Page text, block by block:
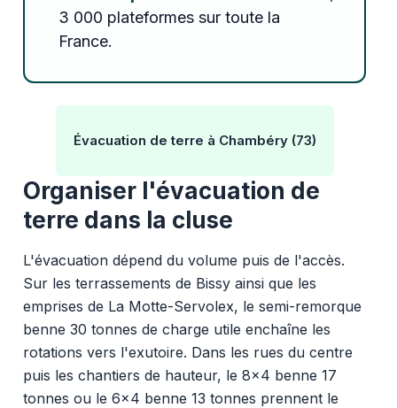
3 000 plateformes sur toute la
France.
Évacuation de terre à Chambéry (73)
Organiser l'évacuation de
terre dans la cluse
L'évacuation dépend du volume puis de l'accès.
Sur les terrassements de Bissy ainsi que les
emprises de La Motte-Servolex, le semi-remorque
benne 30 tonnes de charge utile enchaîne les
rotations vers l'exutoire. Dans les rues du centre
puis les chantiers de hauteur, le 8x4 benne 17
tonnes ou le 6x4 benne 13 tonnes prennent le